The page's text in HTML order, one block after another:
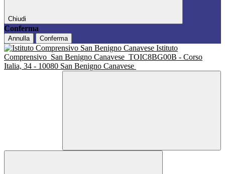
Chiudi
Conferma
Annulla Conferma
Istituto
Comprensivo San Benigno Canavese TOIC8BG00B - Corso
Italia, 34 - 10080 San Benigno Canavese